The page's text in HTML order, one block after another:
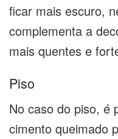
ficar mais escuro,
complementa a
mais quentes e
Piso
No caso do piso, é
cimento queimado